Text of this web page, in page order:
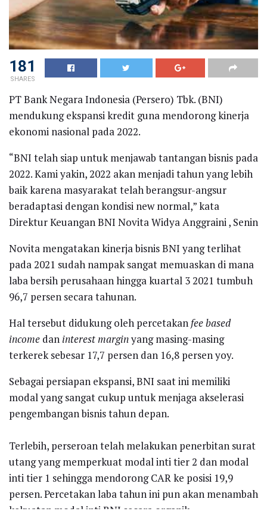
181
SHARES
PT Bank Negara Indonesia (Persero) Tbk. (BNI)
mendukung ekspansi kredit guna mendorong kinerja
ekonomi nasional pada 2022.
“BNI telah siap untuk menjawab tantangan bisnis pada
2022. Kami yakin, 2022 akan menjadi tahun yang lebih
baik karena masyarakat telah berangsur-angsur
beradaptasi dengan kondisi new normal,” kata
Direktur Keuangan BNI Novita Widya Anggraini , Senin
Novita mengatakan kinerja bisnis BNI yang terlihat
pada 2021 sudah nampak sangat memuaskan di mana
laba bersih perusahaan hingga kuartal 3 2021 tumbuh
96,7 persen secara tahunan.
Hal tersebut didukung oleh percetakan fee based
income dan interest marginyang masing-masing
terkerek sebesar 17,7 persen dan 16,8 persen yoy.
Sebagai persiapan ekspansi, BNI saat ini memiliki
modal yang sangat cukup untuk menjaga akselerasi
pengembangan bisnis tahun depan.
Terlebih, perseroan telah melakukan penerbitan surat
utang yang memperkuat modal inti tier 2 dan modal
inti tier 1 sehingga mendorong CAR ke posisi 19,9
persen. Percetakan laba tahun ini pun akan menambah
kekuatan modal inti BNI secara organik.